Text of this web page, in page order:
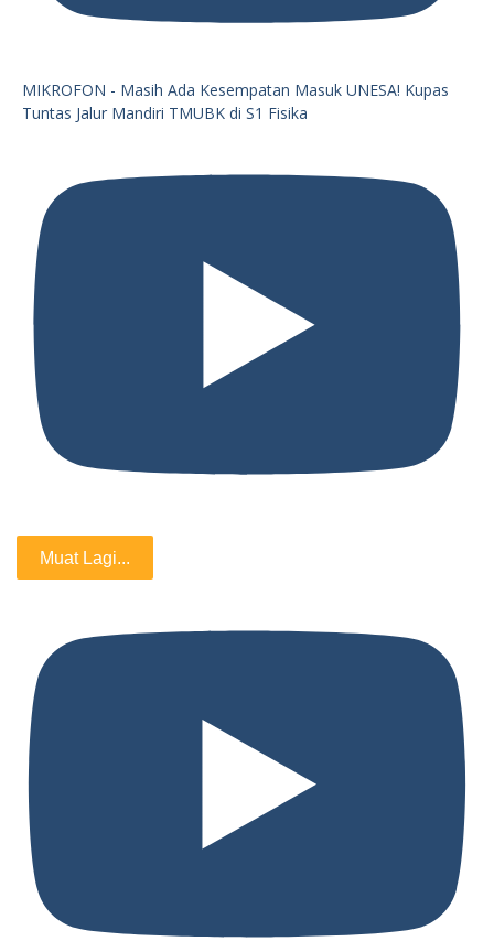
MIKROFON - Masih Ada Kesempatan Masuk UNESA! Kupas
Tuntas Jalur Mandiri TMUBK di S1 Fisika
Muat Lagi...